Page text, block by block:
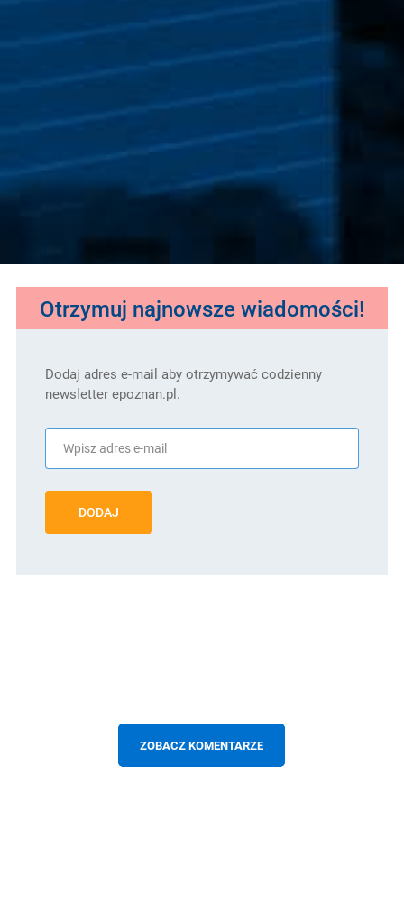
Otrzymuj najnowsze wiadomości!
Dodaj adres e-mail aby otrzymywać codzienny
newsletter epoznan.pl.
DODAJ
ZOBACZ KOMENTARZE